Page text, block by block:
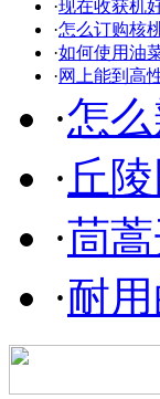
·现在收获机
·怎么订购核
·如何使用油
·网上能到高
·怎
· 丘
·茼
·耐